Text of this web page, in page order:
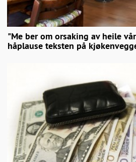
"Me ber om orsaking av heile
håplause teksten på